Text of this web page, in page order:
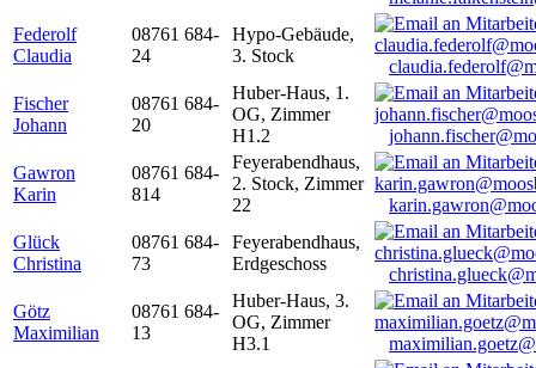
Federolf
Claudia
08761 684-
24
Hypo-Gebäude,
3. Stock
Fischer
Johann
08761 684-
20
Huber-Haus, 1.
OG, Zimmer
H1.2
Gawron
Karin
08761 684-
814
Feyerabendhaus,
2. Stock, Zimmer
22
Glück
Christina
08761 684-
73
Feyerabendhaus,
Erdgeschoss
Götz
Maximilian
08761 684-
13
Huber-Haus, 3.
OG, Zimmer
H3.1